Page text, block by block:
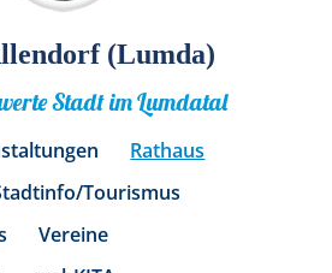
(Lumda)
Stadt im Lumdatal
Rathaus
Tourismus
Vereine